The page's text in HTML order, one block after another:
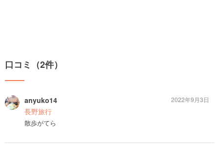
口コミ（2件）
anyuko14
長野旅行
散歩がてら
2022年9月3日